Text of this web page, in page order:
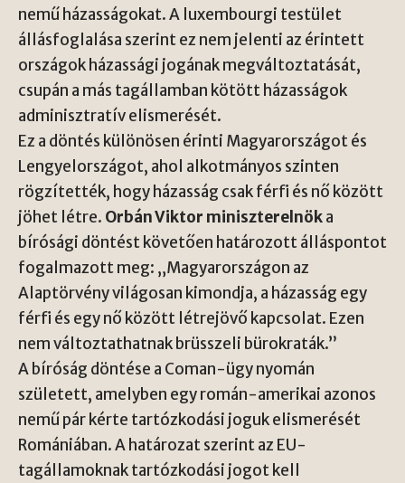
nemű házasságokat. A luxembourgi testület
állásfoglalása szerint ez nem jelenti az érintett
országok házassági jogának megváltoztatását,
csupán a más tagállamban kötött házasságok
adminisztratív elismerését.
Ez a döntés különösen érinti Magyarországot és
Lengyelországot, ahol alkotmányos szinten
rögzítették, hogy házasság csak férfi és nő között
jöhet létre. Orbán Viktor miniszterelnöka
bírósági döntést követően határozott álláspontot
fogalmazott meg: „Magyarországon az
Alaptörvény világosan kimondja, a házasság egy
férfi és egy nő között létrejövő kapcsolat. Ezen
nem változtathatnak brüsszeli bürokraták.”
A bíróság döntése a Coman-ügy nyomán
született, amelyben egy román-amerikai azonos
nemű pár kérte tartózkodási joguk elismerését
Romániában. A határozat szerint az EU-
tagállamoknak tartózkodási jogot kell